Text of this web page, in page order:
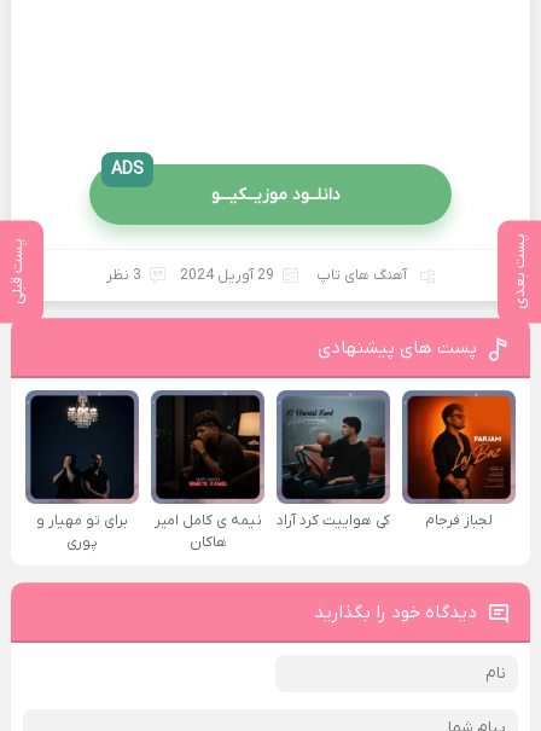
پست بعدی پست قبلی
دانلــود موزیــکیـــو
ADS
آهنگ های تاپ 29 آوریل 2024 3 نظر
پست های پیشنهادی
لجباز فرجام کی هواییت کرد آراد
نیمه ی کامل امیر
هاکان
برای تو مهیار و
پوری
دیدگاه خود را بگذارید